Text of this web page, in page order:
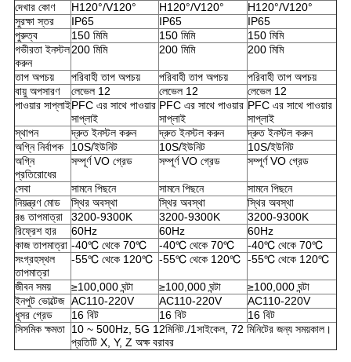
দেখার কোণ
H120°/V120° H120°/V120°
H120°/V120°
সুরক্ষা স্তর
IP65 IP65
IP65
পুরুত্ব
150 মিমি 150 মিমি
150 মিমি
গভীরতা ইনস্টল
করুন
200 মিমি 200 মিমি 200 মিমি
তাপ অপচয় পরিবাহী তাপ অপচয় পরিবাহী তাপ অপচয়
পরিবাহী তাপ অপচয়
বায়ু অপসারণ
লেভেল 12 লেভেল 12
লেভেল 12
পাওয়ার সাপ্লাইPFC এর সাথে পাওয়ার
সাপ্লাই
PFC এর সাথে পাওয়ার
সাপ্লাই
PFC এর সাথে পাওয়ার
সাপ্লাই
স্থাপন
দ্রুত ইনস্টল করুন দ্রুত ইনস্টল করুন
দ্রুত ইনস্টল করুন
অগ্নি নির্বাপক
10S/ইউনিট 10S/ইউনিট
10S/ইউনিট
অগ্নি
প্রতিরোধের
সম্পূর্ণ VO গ্রেড সম্পূর্ণ VO গ্রেড সম্পূর্ণ VO গ্রেড
সেবা সামনে পিছনে সামনে পিছনে
সামনে পিছনে
নিয়ন্ত্রণ মোড
স্থির অবস্থা স্থির অবস্থা
স্থির অবস্থা
রঙ তাপমাত্রা
3200-9300K 3200-9300K
3200-9300K
রিফ্রেশ হার
60Hz 60Hz
60Hz
কাজ তাপমাত্রা -40℃ থেকে 70℃ -40℃ থেকে 70℃
-40℃ থেকে 70℃
সংগ্রহস্থল
তাপমাত্রা
-55℃ থেকে 120℃ -55℃ থেকে 120℃ -55℃ থেকে 120℃
জীবন সময় ≥100,000 ঘন্টা ≥100,000 ঘন্টা
≥100,000 ঘন্টা
ইনপুট ভোল্টেজ AC110-220V AC110-220V
AC110-220V
ধূসর গ্রেড
16 বিট 16 বিট
16 বিট
সিসমিক ক্ষমতা 10 ~ 500Hz, 5G 12মিনিট./1সাইকেল, 72 মিনিটের জন্য সময়কাল।
প্রতিটি X, Y, Z অক্ষ বরাবর